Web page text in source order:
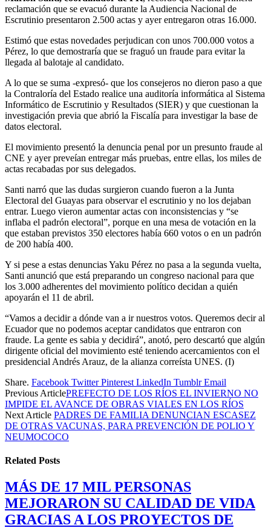
reclamación que se evacuó durante la Audiencia Nacional de
Escrutinio presentaron 2.500 actas y ayer entregaron otras 16.000.
Estimó que estas novedades perjudican con unos 700.000 votos a
Pérez, lo que demostraría que se fraguó un fraude para evitar la
llegada al balotaje al candidato.
A lo que se suma -expresó- que los consejeros no dieron paso a que
la Contraloría del Estado realice una auditoría informática al Sistema
Informático de Escrutinio y Resultados (SIER) y que cuestionan la
investigación previa que abrió la Fiscalía para investigar la base de
datos electoral.
El movimiento presentó la denuncia penal por un presunto fraude al
CNE y ayer preveían entregar más pruebas, entre ellas, los miles de
actas recabadas por sus delegados.
Santi narró que las dudas surgieron cuando fueron a la Junta
Electoral del Guayas para observar el escrutinio y no los dejaban
entrar. Luego vieron aumentar actas con inconsistencias y “se
inflaba el padrón electoral”, porque en una mesa de votación en la
que estaban previstos 350 electores había 660 votos o en un padrón
de 200 había 400.
Y si pese a estas denuncias Yaku Pérez no pasa a la segunda vuelta,
Santi anunció que está preparando un congreso nacional para que
los 3.000 adherentes del movimiento político decidan a quién
apoyarán el 11 de abril.
“Vamos a decidir a dónde van a ir nuestros votos. Queremos decir al
Ecuador que no podemos aceptar candidatos que entraron con
fraude. La gente es sabia y decidirá”, anotó, pero descartó que algún
dirigente oficial del movimiento esté teniendo acercamientos con el
presidencial Andrés Arauz, de la alianza correísta UNES. (I)
Share. Facebook Twitter Pinterest LinkedIn Tumblr Email
Previous ArticlePREFECTO DE LOS RÍOS EL INVIERNO NO
IMPIDE EL AVANCE DE OBRAS VIALES EN LOS RÍOS
Next Article PADRES DE FAMILIA DENUNCIAN ESCASEZ
DE OTRAS VACUNAS, PARA PREVENCIÓN DE POLIO Y
NEUMOCOCO
Related Posts
MÁS DE 17 MIL PERSONAS
MEJORARON SU CALIDAD DE VIDA
GRACIAS A LOS PROYECTOS DE